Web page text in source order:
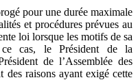
pour une durée maximale
et procédures prévues au
loi lorsque les motifs de sa
ce cas, le Président de la
de l’Assemblée des
des raisons ayant exigé cette